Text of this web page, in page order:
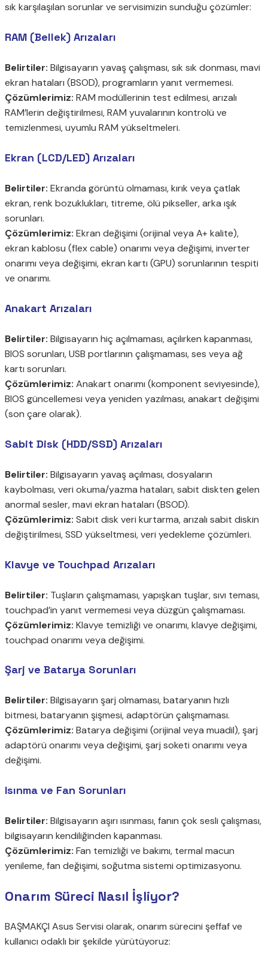
sık karşılaşılan sorunlar ve servisimizin sunduğu çözümler:
RAM (Bellek) Arızaları
Belirtiler: Bilgisayarın yavaş çalışması, sık sık donması, mavi
ekran hataları (BSOD), programların yanıt vermemesi.
Çözümlerimiz: RAM modüllerinin test edilmesi, arızalı
RAM’lerin değiştirilmesi, RAM yuvalarının kontrolü ve
temizlenmesi, uyumlu RAM yükseltmeleri.
Ekran (LCD/LED) Arızaları
Belirtiler: Ekranda görüntü olmaması, kırık veya çatlak
ekran, renk bozuklukları, titreme, ölü pikseller, arka ışık
sorunları.
Çözümlerimiz: Ekran değişimi (orijinal veya A+ kalite),
ekran kablosu (flex cable) onarımı veya değişimi, inverter
onarımı veya değişimi, ekran kartı (GPU) sorunlarının tespiti
ve onarımı.
Anakart Arızaları
Belirtiler: Bilgisayarın hiç açılmaması, açılırken kapanması,
BIOS sorunları, USB portlarının çalışmaması, ses veya ağ
kartı sorunları.
Çözümlerimiz: Anakart onarımı (komponent seviyesinde),
BIOS güncellemesi veya yeniden yazılması, anakart değişimi
(son çare olarak).
Sabit Disk (HDD/SSD) Arızaları
Belirtiler: Bilgisayarın yavaş açılması, dosyaların
kaybolması, veri okuma/yazma hataları, sabit diskten gelen
anormal sesler, mavi ekran hataları (BSOD).
Çözümlerimiz: Sabit disk veri kurtarma, arızalı sabit diskin
değiştirilmesi, SSD yükseltmesi, veri yedekleme çözümleri.
Klavye ve Touchpad Arızaları
Belirtiler: Tuşların çalışmaması, yapışkan tuşlar, sıvı teması,
touchpad’in yanıt vermemesi veya düzgün çalışmaması.
Çözümlerimiz: Klavye temizliği ve onarımı, klavye değişimi,
touchpad onarımı veya değişimi.
Şarj ve Batarya Sorunları
Belirtiler: Bilgisayarın şarj olmaması, bataryanın hızlı
bitmesi, bataryanın şişmesi, adaptörün çalışmaması.
Çözümlerimiz: Batarya değişimi (orijinal veya muadil), şarj
adaptörü onarımı veya değişimi, şarj soketi onarımı veya
değişimi.
Isınma ve Fan Sorunları
Belirtiler: Bilgisayarın aşırı ısınması, fanın çok sesli çalışması,
bilgisayarın kendiliğinden kapanması.
Çözümlerimiz: Fan temizliği ve bakımı, termal macun
yenileme, fan değişimi, soğutma sistemi optimizasyonu.
Onarım Süreci Nasıl İşliyor?
BAŞMAKÇI Asus Servisi olarak, onarım sürecini şeffaf ve
kullanıcı odaklı bir şekilde yürütüyoruz: